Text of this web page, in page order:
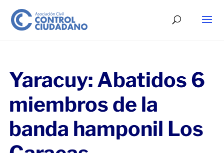
Yaracuy: Abatidos 6
miembros de la
banda hamponil Los